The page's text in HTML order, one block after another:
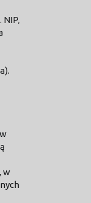
NIP,
, w